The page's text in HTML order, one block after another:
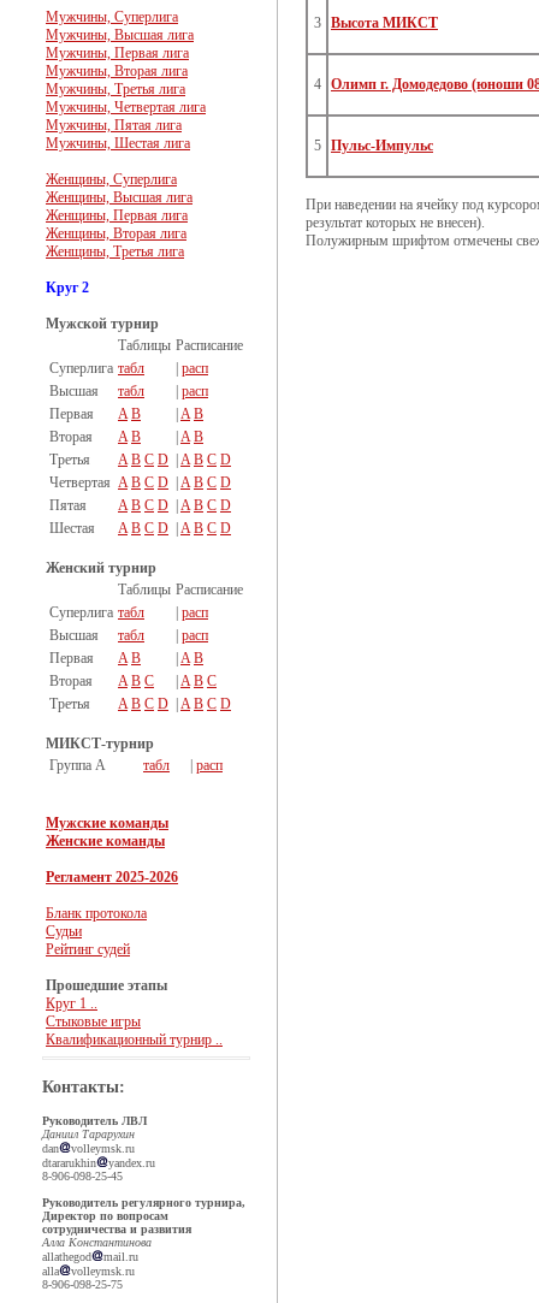
Мужчины, Суперлига
Мужчины, Высшая лига
Мужчины, Первая лига
Мужчины, Вторая лига
Мужчины, Третья лига
Мужчины, Четвертая лига
Мужчины, Пятая лига
Мужчины, Шестая лига
Женщины, Суперлига
Женщины, Высшая лига
Женщины, Первая лига
Женщины, Вторая лига
Женщины, Третья лига
Круг 2
Мужской турнир
Таблицы Расписание
Суперлига табл
расп
Высшая
табл
расп
Первая
A B A B
Вторая
A B A B
Третья
A B C D A B C D
Четвертая A B C D A B C D
Пятая
A B C D A B C D
Шестая
A B C D A B C D
Женский турнир
Таблицы Расписание
Суперлига табл
расп
Высшая
табл
расп
Первая
A B A B
Вторая
A B C A B C
Третья
A B C D A B C D
МИКСТ-турнир
Группа А
табл расп
Мужские команды
Женские команды
Регламент 2025-2026
Бланк протокола
Судьи
Рейтинг судей
Прошедшие этапы
Круг 1 ..
Стыковые игры
Квалификационный турнир ..
Контакты:
Руководитель ЛВЛ
Даниил Тарарухин
dan
volleymsk.ru
dtararukhin
yandex.ru
8-906-098-25-45
Руководитель регулярного турнира,
Директор по вопросам
сотрудничества и развития
Алла Константинова
allathegod
mail.ru
alla
volleymsk.ru
8-906-098-25-75
3 Высота МИКСТ
4 Олимп г. Домодедово (юноши
5 Пульс-Импульс
При наведении на ячейку под
результат которых не внесен).
Полужирным шрифтом отмечены